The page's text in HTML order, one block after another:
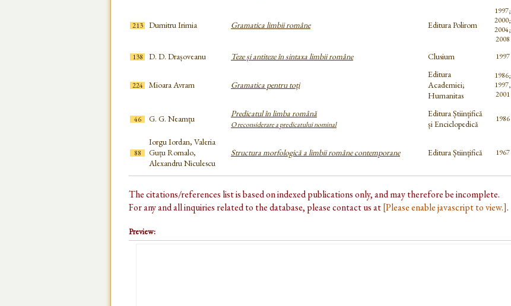
213 Dumitru Irimia Gramatica limbii române Editura Polirom
1997;
2000;
2004;
2008
138
D. D. Drașoveanu Teze și antiteze în sintaxa limbii române Clusium 1997
224 Mioara Avram Gramatica pentru toți
Editura
Academiei;
Humanitas
1986;
1997,
2001
46 G. G. Neamțu Predicatul în limba română
O reconsiderare a predicatului nominal
Editura Științifică
și Enciclopedică
1986
88
Iorgu Iordan, Valeria
Guțu Romalo,
Alexandru Niculescu
Structura morfologică a limbii române contemporane Editura Științifică 1967
The citations/references list is based on indexed publications only, and may therefore be incomplete.
For any and all inquiries related to the database, please contact us at[Please enable javascript to view.].
Preview: